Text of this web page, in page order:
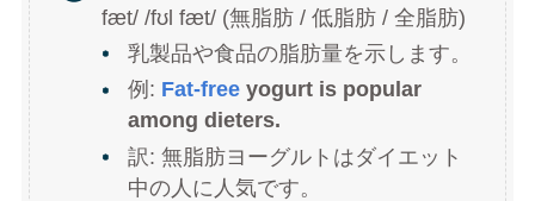
fæt/ /fʊl fæt/ (無脂肪 / 低脂肪 / 全脂肪)
乳製品や食品の脂肪量を示します。
例: Fat-free yogurt is popular
among dieters.
訳: 無脂肪ヨーグルトはダイエット
中の人に人気です。